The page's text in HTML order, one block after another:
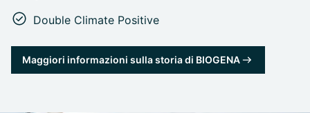
Double Climate Positive
Maggiori informazioni sulla storia di BIOGENA